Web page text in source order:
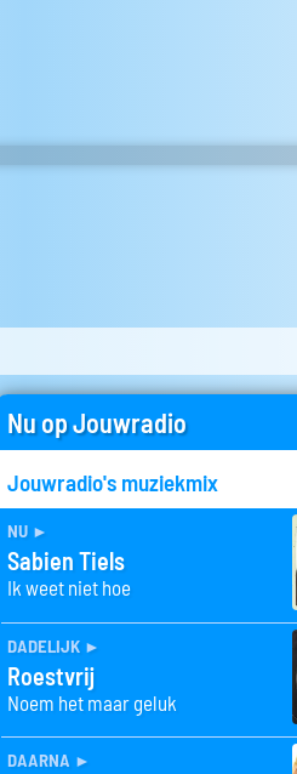
Nu op Jouwradio
Jouwradio's muziekmix
nu ►
Sabien Tiels
Ik weet niet hoe
dadelijk ►
Roestvrij
Noem het maar geluk
daarna ►